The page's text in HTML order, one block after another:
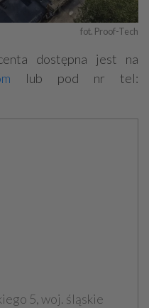
fot. Proof-Tech
dostępna jest na
lub pod nr tel:
5, woj. śląskie